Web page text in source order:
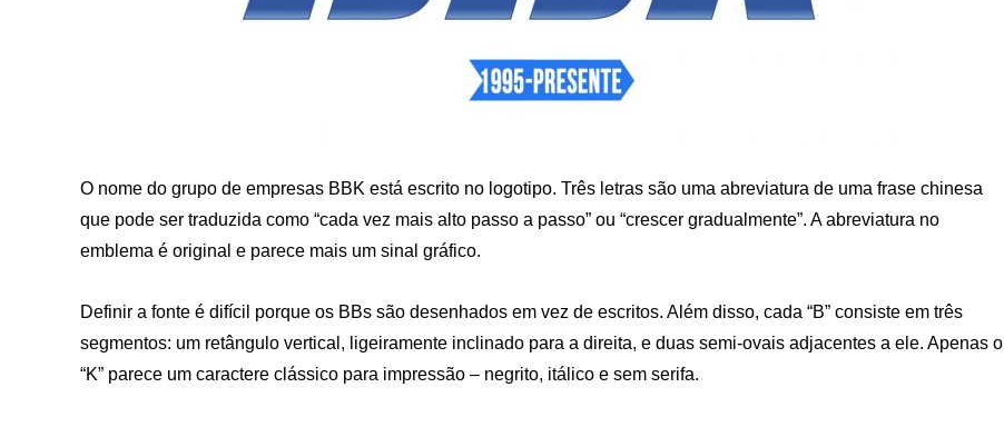
O nome do grupo de empresas BBK está escrito no logotipo. Três letras são uma abreviatura de uma frase chinesa
que pode ser traduzida como “cada vez mais alto passo a passo” ou “crescer gradualmente”. A abreviatura no
emblema é original e parece mais um sinal gráfico.
Definir a fonte é difícil porque os BBs são desenhados em vez de escritos. Além disso, cada “B” consiste em três
segmentos: um retângulo vertical, ligeiramente inclinado para a direita, e duas semi-ovais adjacentes a ele. Apenas o
“K” parece um caractere clássico para impressão – negrito, itálico e sem serifa.